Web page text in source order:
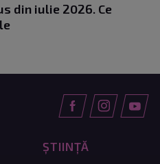
din iulie 2026. Ce
ȘTIINȚĂ